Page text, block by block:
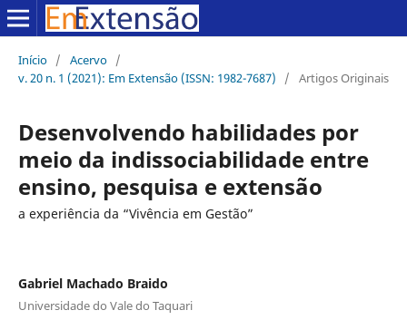
Início / Acervo /
v. 20 n. 1 (2021): Em Extensão (ISSN: 1982-7687)
/ Artigos Originais
Desenvolvendo habilidades por
meio da indissociabilidade entre
ensino, pesquisa e extensão
a experiência da “Vivência em Gestão”
Gabriel Machado Braido
Universidade do Vale do Taquari